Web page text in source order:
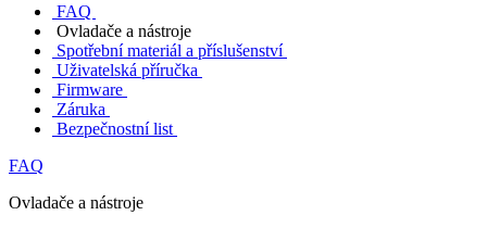
FAQ
Ovladače a nástroje
Spotřební materiál a příslušenství
Uživatelská příručka
Firmware
Záruka
Bezpečnostní list
FAQ
Ovladače a nástroje